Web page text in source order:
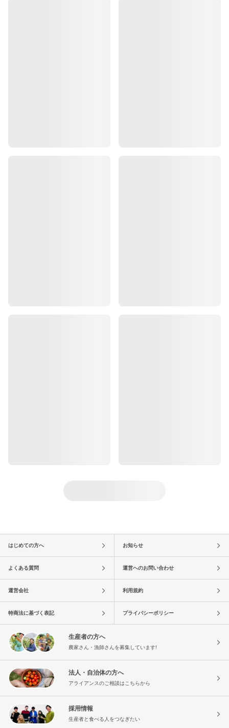
はじめての方へ お知らせ
よくある質問 運営へのお問い合わせ
運営会社 利用規約
特商法に基づく表記 プライバシーポリシー
生産者の方へ
農家さん・漁師さんを募集しています!
法人・自治体の方へ
アライアンスのご相談はこちらから
採用情報
生産者と食べる人をつなぎたい